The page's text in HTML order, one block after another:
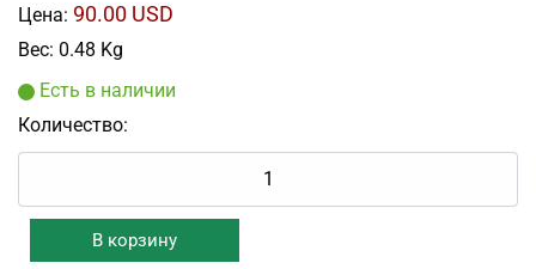
Цена: 90.00 USD
Вес: 0.48 Kg
Есть в наличии
Количество: